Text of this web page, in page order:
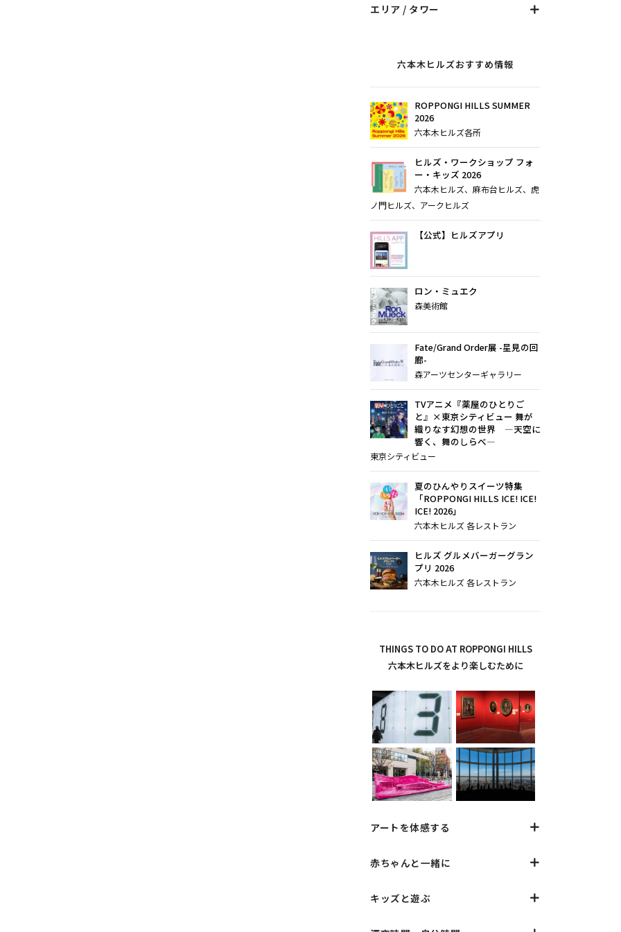
エリア / タワー
六本木ヒルズおすすめ情報
ROPPONGI HILLS SUMMER
2026
六本木ヒルズ各所
ヒルズ・ワークショップ フォ
ー・キッズ 2026
六本木ヒルズ、麻布台ヒルズ、虎
ノ門ヒルズ、アークヒルズ
【公式】ヒルズアプリ
ロン・ミュエク
森美術館
Fate/Grand Order展 -星見の回
廊-
森アーツセンターギャラリー
TVアニメ『薬屋のひとりご
と』×東京シティビュー 舞が
織りなす幻想の世界 ―天空に
響く、舞のしらべ―
東京シティビュー
夏のひんやりスイーツ特集
「ROPPONGI HILLS ICE! ICE!
ICE! 2026」
六本木ヒルズ 各レストラン
ヒルズ グルメバーガーグラン
プリ 2026
六本木ヒルズ 各レストラン
THINGS TO DO AT ROPPONGI HILLS
六本木ヒルズをより楽しむために
アートを体感する
赤ちゃんと一緒に
キッズと遊ぶ